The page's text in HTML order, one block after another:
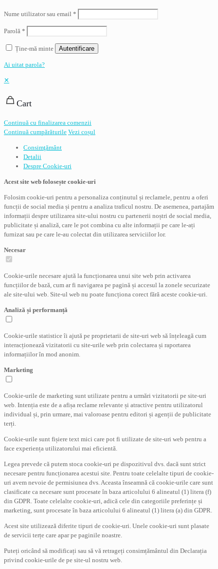
Nume utilizator sau email *
Parolă *
Ține-mă minte Autentificare
Ai uitat parola?
✕
Cart
Continuă cu finalizarea comenzii
Continuă cumpărăturile Vezi coșul
Consimţământ
Detalii
Despre Cookie-uri
Acest site web folosește cookie-uri
Folosim cookie-uri pentru a personaliza conținutul și reclamele, pentru a oferi
funcții de social media și pentru a analiza traficul nostru. De asemenea, partajăm
informații despre utilizarea site-ului nostru cu partenerii noștri de social media,
publicitate și analiză, care le pot combina cu alte informații pe care le-ați
furnizat sau pe care le-au colectat din utilizarea serviciilor lor.
Necesar
Cookie-urile necesare ajută la funcționarea unui site web prin activarea
funcțiilor de bază, cum ar fi navigarea pe pagină și accesul la zonele securizate
ale site-ului web. Site-ul web nu poate funcționa corect fără aceste cookie-uri.
Analiză și performanță
Cookie-urile statistice îi ajută pe proprietarii de site-uri web să înțeleagă cum
interacționează vizitatorii cu site-urile web prin colectarea și raportarea
informațiilor în mod anonim.
Marketing
Cookie-urile de marketing sunt utilizate pentru a urmări vizitatorii pe site-uri
web. Intenția este de a afișa reclame relevante și atractive pentru utilizatorul
individual și, prin urmare, mai valoroase pentru editori și agenții de publicitate
terți.
Cookie-urile sunt fișiere text mici care pot fi utilizate de site-uri web pentru a
face experiența utilizatorului mai eficientă.
Legea prevede că putem stoca cookie-uri pe dispozitivul dvs. dacă sunt strict
necesare pentru funcționarea acestui site. Pentru toate celelalte tipuri de cookie-
uri avem nevoie de permisiunea dvs. Aceasta înseamnă că cookie-urile care sunt
clasificate ca necesare sunt procesate în baza articolului 6 alineatul (1) litera (f)
din GDPR. Toate celelalte cookie-uri, adică cele din categoriile preferințe și
marketing, sunt procesate în baza articolului 6 alineatul (1) litera (a) din GDPR.
Acest site utilizează diferite tipuri de cookie-uri. Unele cookie-uri sunt plasate
de servicii terțe care apar pe paginile noastre.
Puteți oricând să modificați sau să vă retrageți consimțământul din Declarația
privind cookie-urile de pe site-ul nostru web.